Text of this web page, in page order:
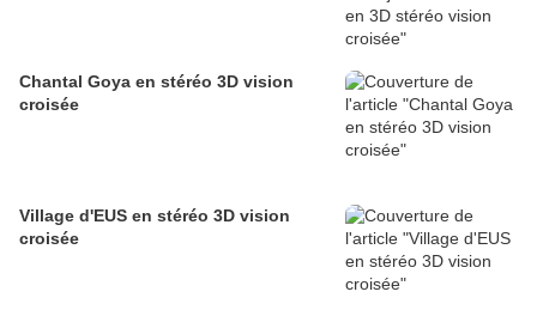
Chantal Goya en stéréo 3D vision
croisée
Village d'EUS en stéréo 3D vision
croisée